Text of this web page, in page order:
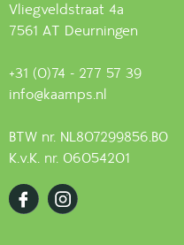
Vliegveldstraat 4a
7561 AT Deurningen
+31 (0)74 - 277 57 39
info@kaamps.nl
BTW nr. NL807299856.B0
K.v.K. nr. 06054201